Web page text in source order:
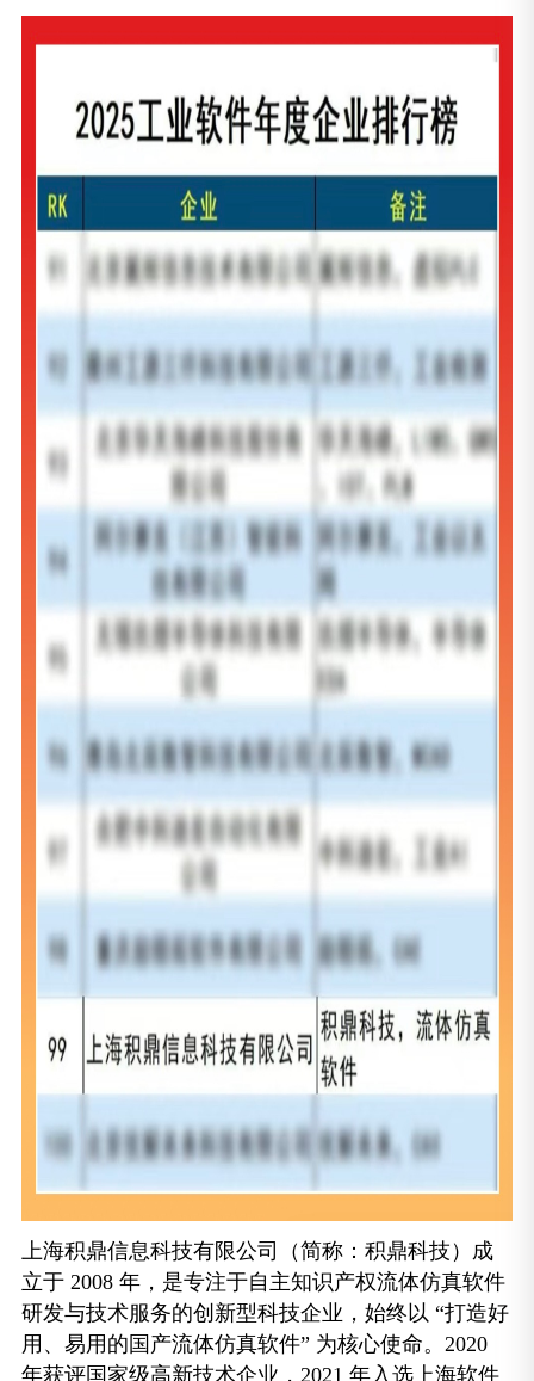
上海积鼎信息科技有限公司（简称：积鼎科技）成
立于 2008 年，是专注于自主知识产权流体仿真软件
研发与技术服务的创新型科技企业，始终以 “打造好
用、易用的国产流体仿真软件” 为核心使命。2020
年获评国家级高新技术企业，2021 年入选上海软件